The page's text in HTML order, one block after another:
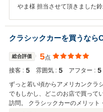
やま様 担当させて頂きました
これからもお客様に満足して
かお困りごとございましたら直
願いいたします。
クラシックカーを買うなら
総合評価 5点
接客 : 5 雰囲気 : 5 アフター : 5
ずっと若い頃からアメリカンクラ
でもしかし、どこのお店で買って
訪問。 クラシックカーのメリッ